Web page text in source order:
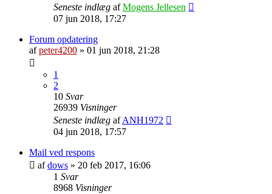
Seneste indlæg afMogens Jellesen
07 jun 2018, 17:27
Forum opdatering
afpeter4200 » 01 jun 2018, 21:28
1
2
10 Svar
26939 Visninger
Seneste indlæg afANH1972
04 jun 2018, 17:57
Mail ved respons
afdows » 20 feb 2017, 16:06
1 Svar
8968 Visninger